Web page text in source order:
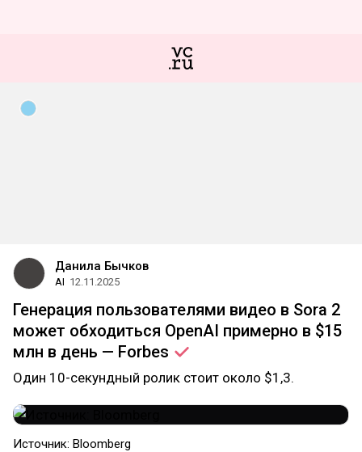
Данила Бычков
AI 12.11.2025
Генерация пользователями видео в Sora 2
может обходиться OpenAI примерно в $15
млн в день — Forbes
Один 10-секундный ролик стоит около $1,3.
Источник: Bloomberg